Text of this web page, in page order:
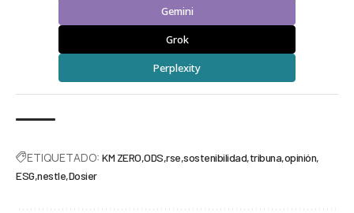
Gemini
Grok
Perplexity
ETIQUETADO: KM ZERO ODS rse sostenibilidad tribuna opinión
ESG nestle Dosier